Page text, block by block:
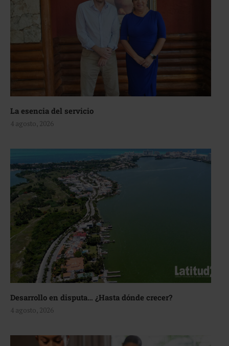
La esencia del servicio
4 agosto, 2026
Desarrollo en disputa… ¿Hasta dónde crecer?
4 agosto, 2026